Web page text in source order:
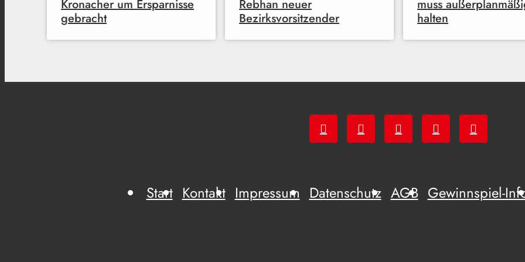
Kronacher um Ersparnisse
gebracht
Rebhan neuer
Bezirksvorsitzender
muss
halten
Start Kontakt Impressum Datenschutz AGB Gewinnspiel-